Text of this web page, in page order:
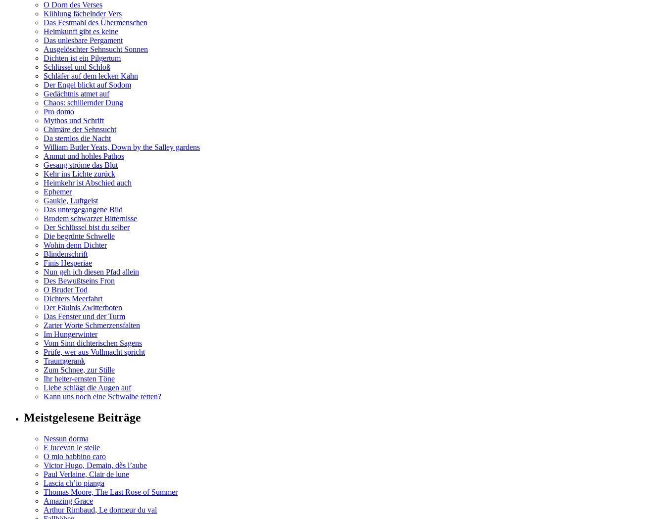
O Dorn des Verses
Kühlung fächelnder Vers
Das Festmahl des Übermenschen
Heimkunft gibt es keine
Das unlesbare Pergament
Ausgelöschter Sehnsucht Sonnen
Dichten ist ein Pilgertum
Schlüssel und Schloß
Schläfer auf dem lecken Kahn
Der Engel blickt auf Sodom
Gedächtnis atmet auf
Chaos: schillernder Dung
Pro domo
Mythos und Schrift
Chimäre der Sehnsucht
Da sternlos die Nacht
William Butler Yeats, Down by the Salley gardens
Anmut und hohles Pathos
Gesang ströme das Blut
Kehr ins Lichte zurück
Heimkehr ist Abschied auch
Ephemer
Gaukle, Luftgeist
Das untergegangene Bild
Brodem schwarzer Bitternisse
Der Schlüssel bist du selber
Die begrünte Schwelle
Wohin denn Dichter
Blindenschrift
Finis Hesperiae
Nun geh ich diesen Pfad allein
Des Bewußtseins Fron
O Bruder Tod
Dichters Meerfahrt
Der Fäulnis Zwitterboten
Das Fenster und der Turm
Zarter Worte Schmerzensfalten
Im Hungerwinter
Vom Sinn dichterischen Sagens
Prüfe, wer aus Vollmacht spricht
Traumgerank
Zum Schnee, zur Stille
Ihr heiter-ernsten Töne
Liebe schlägt die Augen auf
Kann uns noch eine Schwalbe retten?
Meistgelesene Beiträge
Nessun dorma
E lucevan le stelle
O mio babbino caro
Victor Hugo, Demain, dès l’aube
Paul Verlaine, Clair de lune
Lascia ch’io pianga
Thomas Moore, The Last Rose of Summer
Amazing Grace
Arthur Rimbaud, Le dormeur du val